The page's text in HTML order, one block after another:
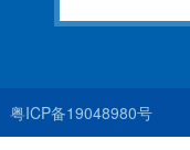
粤ICP备19048980号